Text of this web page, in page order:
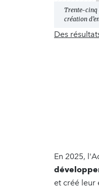
Trente-cinq
création
Des
En 2025,
et créé leur